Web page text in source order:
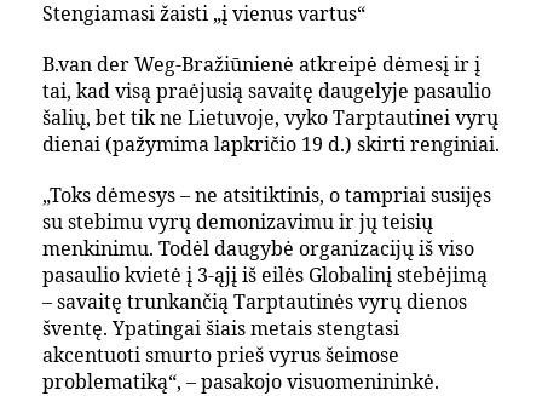
Stengiamasi žaisti „į vienus vartus“
B.van der Weg-Bražiūnienė atkreipė dėmesį ir į
tai, kad visą praėjusią savaitę daugelyje pasaulio
šalių, bet tik ne Lietuvoje, vyko Tarptautinei vyrų
dienai (pažymima lapkričio 19 d.) skirti renginiai.
„Toks dėmesys – ne atsitiktinis, o tampriai susijęs
su stebimu vyrų demonizavimu ir jų teisių
menkinimu. Todėl daugybė organizacijų iš viso
pasaulio kvietė į 3-ąjį iš eilės Globalinį stebėjimą
– savaitę trunkančią Tarptautinės vyrų dienos
šventę. Ypatingai šiais metais stengtasi
akcentuoti smurto prieš vyrus šeimose
problematiką“, – pasakojo visuomenininkė.